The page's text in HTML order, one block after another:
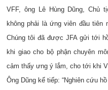
VFF, ông Lê Hùng Dũng, Chủ
không phải là ứng viên đầu tiên
Chúng tôi đã được JFA gửi tới
khi giao cho bộ phận chuyên
cảm thấy ưng ý lắm, cho tới khi
Ông Dũng kể tiếp: “Nghiên cứu